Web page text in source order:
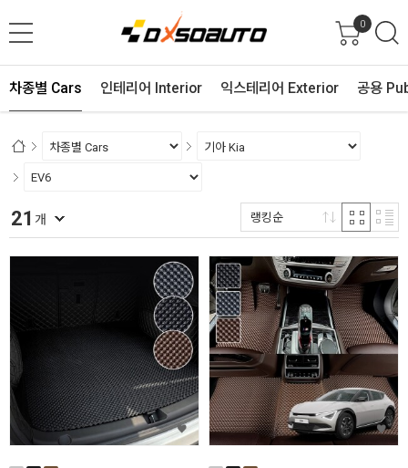
0
차종별 Cars 인테리어 Interior 익스테리어 Exterior 공용
21 개 랭킹순